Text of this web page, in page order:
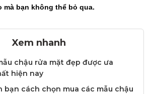
mà bạn không thể bỏ qua.
Xem nhanh
chậu rửa mặt đẹp được ưa
hiện nay
bạn cách chọn mua các mẫu chậu